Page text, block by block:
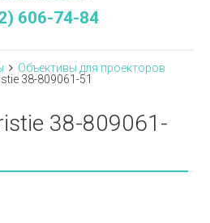
606-74-84
Объективы для проекторов
38-809061-51
38-809061-